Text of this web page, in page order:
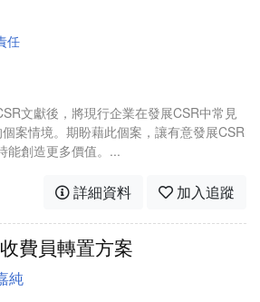
任
文獻後，將現行企業在發展CSR中常見
案情境。期盼藉此個案，讓有意發展CSR
能創造更多價值。...
詳細資料 加入追蹤
費員轉置方案
純